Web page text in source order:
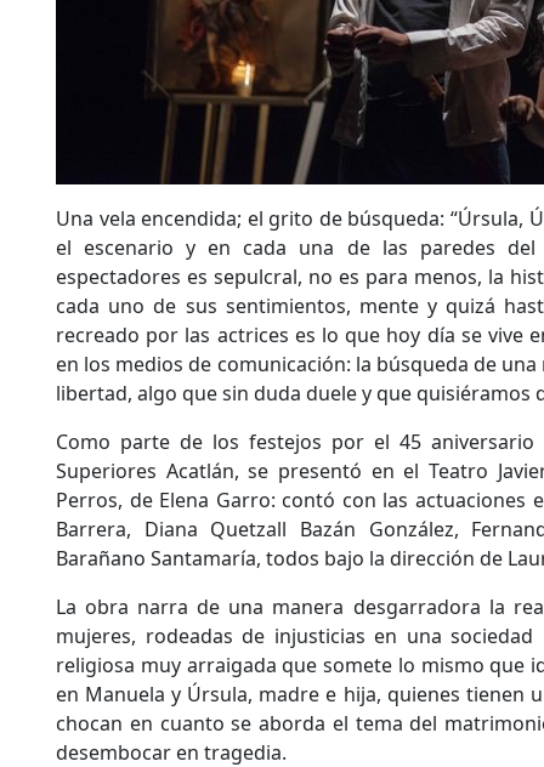
Una vela encendida; el grito de búsqueda: “Úrsula,
el escenario y en cada una de las paredes
espectadores es sepulcral, no es para menos, la
cada uno de sus sentimientos, mente y quizá
recreado por las actrices es lo que hoy día se vive
en los medios de comunicación: la búsqueda de
libertad, algo que sin duda duele y que quisiéramos
Como parte de los festejos por el 45 aniversario
Superiores Acatlán, se presentó en el Teatro
Perros, de Elena Garro: contó con las actuaciones
Barrera, Diana Quetzall Bazán González,
Barañano Santamaría, todos bajo la dirección de
La obra narra de una manera desgarradora la
mujeres, rodeadas de injusticias en una
religiosa muy arraigada que somete lo mismo que
en Manuela y Úrsula, madre e hija, quienes tienen
chocan en cuanto se aborda el tema del
desembocar en tragedia.